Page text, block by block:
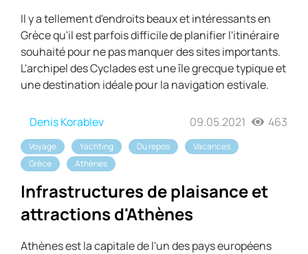
Il y a tellement d'endroits beaux et intéressants en
Grèce qu'il est parfois difficile de planifier l'itinéraire
souhaité pour ne pas manquer des sites importants.
L'archipel des Cyclades est une île grecque typique et
une destination idéale pour la navigation estivale.
Denis Korablev 09.05.2021 463
Voyage Yachting Du repos
Vacances
Grèce
Athènes
Infrastructures de plaisance et
attractions d'Athènes
Athènes est la capitale de l'un des pays européens